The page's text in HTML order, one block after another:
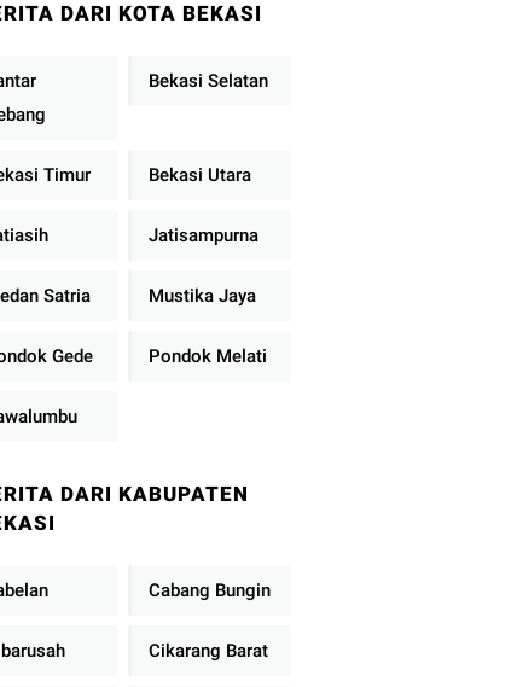
Pelayanan Publik
DARI KOTA BEKASI
Bekasi Selatan
Timur Bekasi Utara
Jatisampurna
Satria Mustika Jaya
Gede Pondok Melati
DARI KABUPATEN
Cabang Bungin
Cikarang Barat